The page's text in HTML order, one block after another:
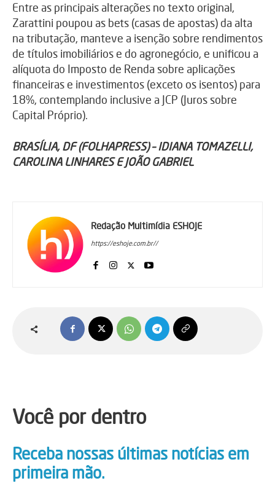
Entre as principais alterações no texto original,
Zarattini poupou as bets (casas de apostas) da alta
na tributação, manteve a isenção sobre rendimentos
de títulos imobiliários e do agronegócio, e unificou a
alíquota do Imposto de Renda sobre aplicações
financeiras e investimentos (exceto os isentos) para
18%, contemplando inclusive a JCP (Juros sobre
Capital Próprio).
BRASÍLIA, DF (FOLHAPRESS) – IDIANA TOMAZELLI,
CAROLINA LINHARES E JOÃO GABRIEL
Redação Multimídia ESHOJE
https://eshoje.com.br//
Você por dentro
Receba nossas últimas notícias em
primeira mão.